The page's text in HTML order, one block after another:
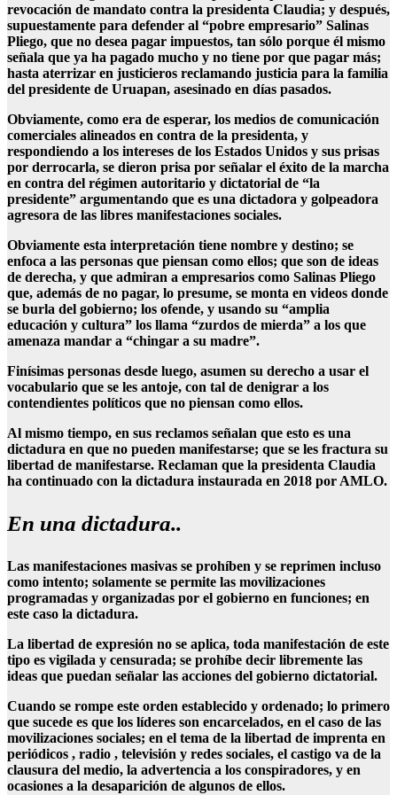
revocación de mandato contra la presidenta Claudia; y después,
supuestamente para defender al “pobre empresario” Salinas
Pliego, que no desea pagar impuestos, tan sólo porque él mismo
señala que ya ha pagado mucho y no tiene por que pagar más;
hasta aterrizar en justicieros reclamando justicia para la familia
del presidente de Uruapan, asesinado en días pasados.
Obviamente, como era de esperar, los medios de comunicación
comerciales alineados en contra de la presidenta, y
respondiendo a los intereses de los Estados Unidos y sus prisas
por derrocarla, se dieron prisa por señalar el éxito de la marcha
en contra del régimen autoritario y dictatorial de “la
presidente” argumentando que es una dictadora y golpeadora
agresora de las libres manifestaciones sociales.
Obviamente esta interpretación tiene nombre y destino; se
enfoca a las personas que piensan como ellos; que son de ideas
de derecha, y que admiran a empresarios como Salinas Pliego
que, además de no pagar, lo presume, se monta en videos donde
se burla del gobierno; los ofende, y usando su “amplia
educación y cultura” los llama “zurdos de mierda” a los que
amenaza mandar a “chingar a su madre”.
Finísimas personas desde luego, asumen su derecho a usar el
vocabulario que se les antoje, con tal de denigrar a los
contendientes políticos que no piensan como ellos.
Al mismo tiempo, en sus reclamos señalan que esto es una
dictadura en que no pueden manifestarse; que se les fractura su
libertad de manifestarse. Reclaman que la presidenta Claudia
ha continuado con la dictadura instaurada en 2018 por AMLO.
En una dictadura..
Las manifestaciones masivas se prohíben y se reprimen incluso
como intento; solamente se permite las movilizaciones
programadas y organizadas por el gobierno en funciones; en
este caso la dictadura.
La libertad de expresión no se aplica, toda manifestación de este
tipo es vigilada y censurada; se prohíbe decir libremente las
ideas que puedan señalar las acciones del gobierno dictatorial.
Cuando se rompe este orden establecido y ordenado; lo primero
que sucede es que los líderes son encarcelados, en el caso de las
movilizaciones sociales; en el tema de la libertad de imprenta en
periódicos , radio , televisión y redes sociales, el castigo va de la
clausura del medio, la advertencia a los conspiradores, y en
ocasiones a la desaparición de algunos de ellos.